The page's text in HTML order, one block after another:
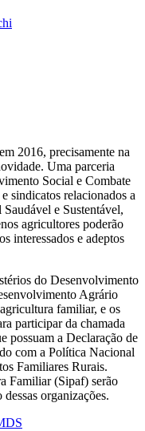
2016, precisamente na
Uma parceria
Social e Combate
sindicatos relacionados a
e Sustentável,
agricultores poderão
interessados e adeptos
do Desenvolvimento
Agrário
familiar, e os
participar da chamada
possuam a Declaração de
com a Política Nacional
Familiares Rurais.
Familiar (Sipaf) serão
organizações.